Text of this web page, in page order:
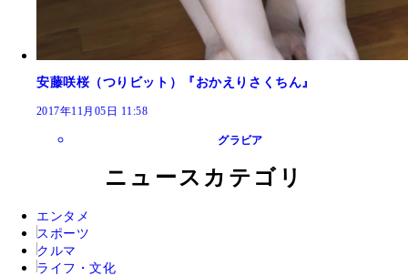
安藤咲桜（つりビット）『おかえりさくちん』
2017年11月05日 11:58
グラビア
ニュースカテゴリ
エンタメ
スポーツ
クルマ
ライフ・文化